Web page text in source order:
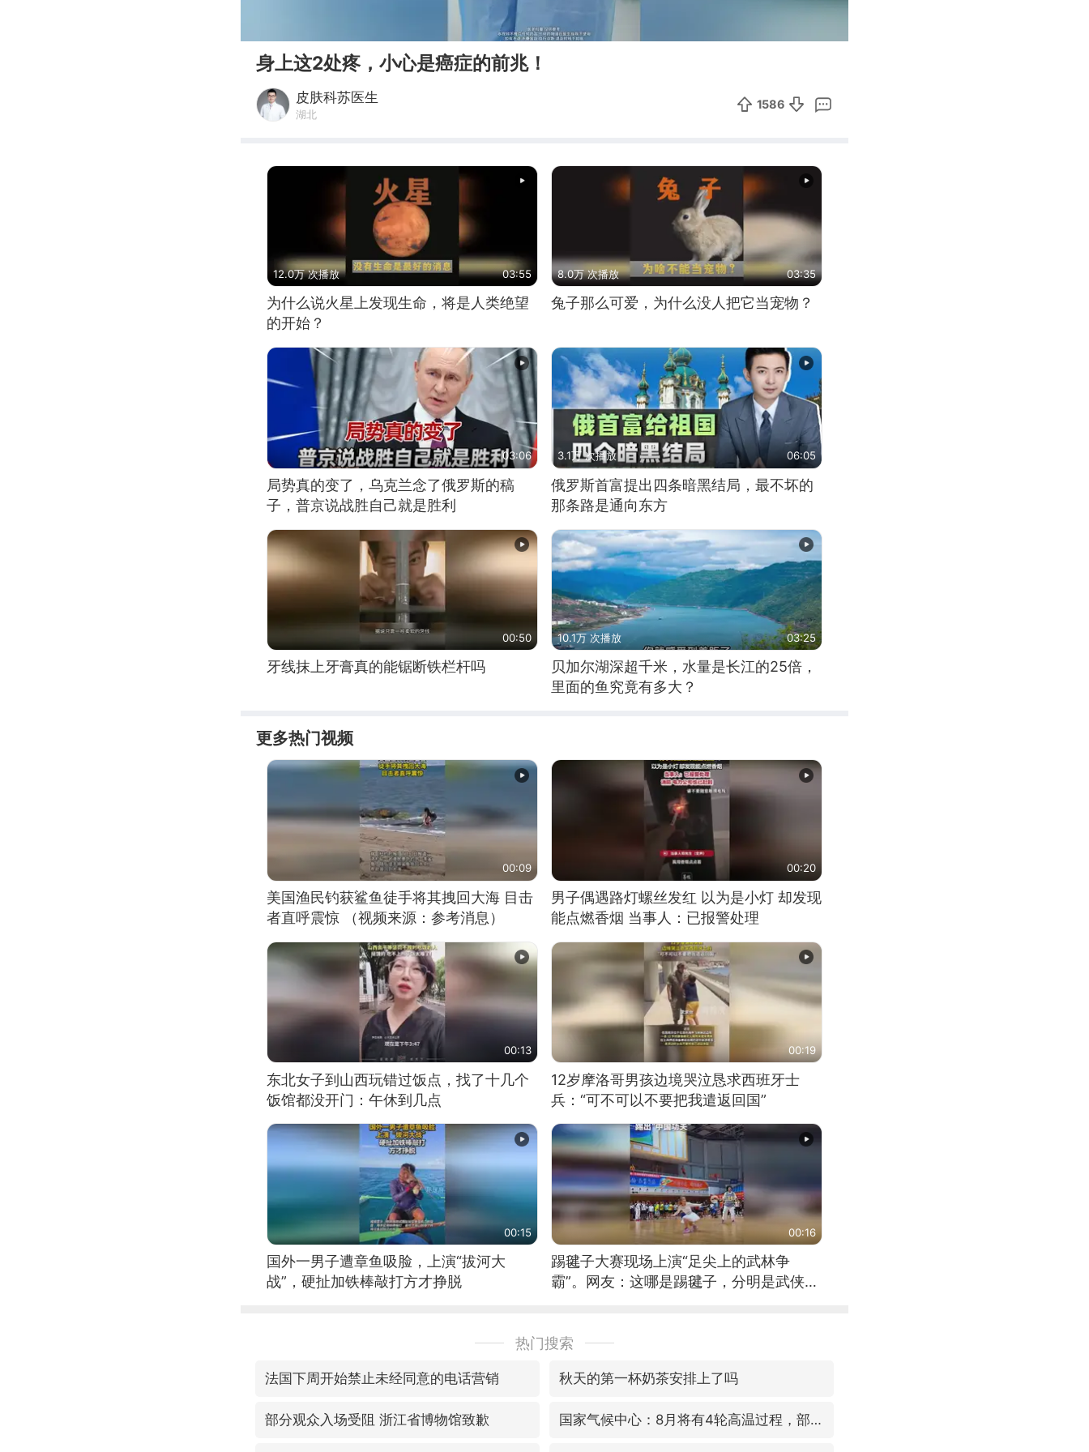
身上这2处疼，小心是癌症的前兆！
皮肤科苏医生
湖北
1586
12.0万 次播放 03:55
为什么说火星上发现生命，将是人类绝望
的开始？
8.0万 次播放 03:35
兔子那么可爱，为什么没人把它当宠物？
03:06
局势真的变了，乌克兰念了俄罗斯的稿
子，普京说战胜自己就是胜利
3.1万 次播放 06:05
俄罗斯首富提出四条暗黑结局，最不坏的
那条路是通向东方
00:50
牙线抹上牙膏真的能锯断铁栏杆吗
10.1万 次播放 03:25
贝加尔湖深超千米，水量是长江的25倍，
里面的鱼究竟有多大？
更多热门视频
00:09
美国渔民钓获鲨鱼徒手将其拽回大海 目击
者直呼震惊 （视频来源：参考消息）
00:20
男子偶遇路灯螺丝发红 以为是小灯 却发现
能点燃香烟 当事人：已报警处理
00:13
东北女子到山西玩错过饭点，找了十几个
饭馆都没开门：午休到几点
00:19
12岁摩洛哥男孩边境哭泣恳求西班牙士
兵：“可不可以不要把我遣返回国”
00:15
国外一男子遭章鱼吸脸，上演“拔河大
战”，硬扯加铁棒敲打方才挣脱
00:16
踢毽子大赛现场上演“足尖上的武林争
霸”。网友：这哪是踢毽子，分明是武侠片
热门搜索
法国下周开始禁止未经同意的电话营销 秋天的第一杯奶茶安排上了吗
部分观众入场受阻 浙江省博物馆致歉 国家气候中心：8月将有4轮高温过程，部分地区可达40℃～45℃